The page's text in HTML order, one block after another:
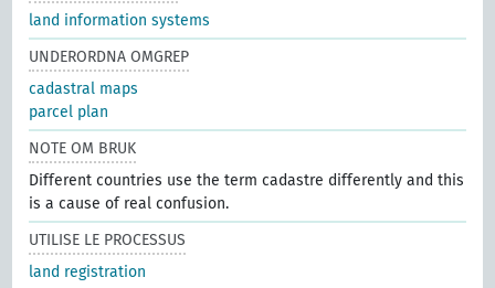
land information systems
UNDERORDNA OMGREP
cadastral maps
parcel plan
NOTE OM BRUK
Different countries use the term cadastre differently and this
is a cause of real confusion.
UTILISE LE PROCESSUS
land registration